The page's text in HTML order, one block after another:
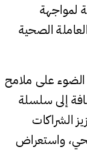
لمواجهة
الصحية
على ملامح
إلى سلسلة
الشراكات
واستعراض